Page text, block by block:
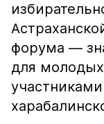
форума —
для